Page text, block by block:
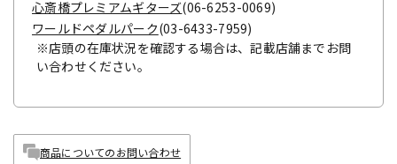
心斎橋プレミアムギターズ(06-6253-0069)
ワールドペダルパーク(03-6433-7959)
※店頭の在庫状況を確認する場合は、記載店舗までお問
い合わせください。
商品についてのお問い合わせ